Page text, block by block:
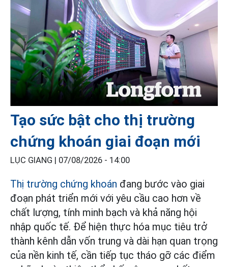
Tạo sức bật cho thị trường
chứng khoán giai đoạn mới
LỤC GIANG | 07/08/2026 - 14:00
Thị trường chứng khoán đang bước vào giai
đoạn phát triển mới với yêu cầu cao hơn về
chất lượng, tính minh bạch và khả năng hội
nhập quốc tế. Để hiện thực hóa mục tiêu trở
thành kênh dẫn vốn trung và dài hạn quan trọng
của nền kinh tế, cần tiếp tục tháo gỡ các điểm